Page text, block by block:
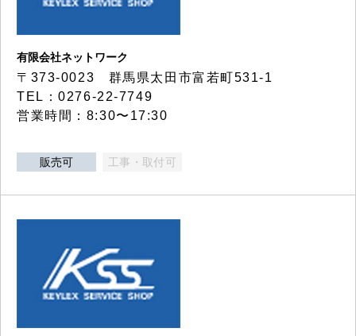
有限会社ネットワーク
〒373-0023 群馬県太田市富若町531-1
TEL：0276-22-7749
営業時間：8:30〜17:30
販売可 工事・取付可